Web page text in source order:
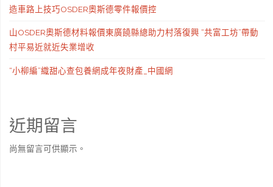
造車路上技巧OSDER奧斯德零件報價控
山OSDER奧斯德材料報價東廣饒縣總助力村落復興 “共富工坊”帶動
村平易近就近失業增收
“小柳編”織甜心查包養網成年夜財產_中國網
近期留言
尚無留言可供顯示。